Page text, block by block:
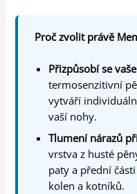
Proč zvolit právě
Přizpůsobí se
termosenzitivní
vytváří
vaší nohy.
Tlumení nárazů
vrstva z husté
paty a přední
kolen a kotníků.